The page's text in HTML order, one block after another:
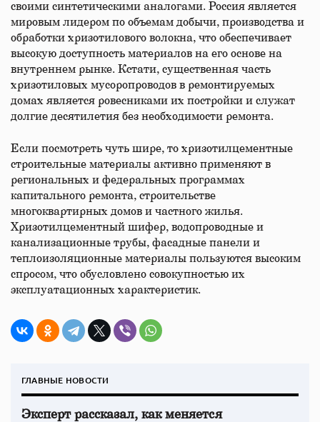
своими синтетическими аналогами. Россия является
мировым лидером по объемам добычи, производства и
обработки хризотилового волокна, что обеспечивает
высокую доступность материалов на его основе на
внутреннем рынке. Кстати, существенная часть
хризотиловых мусоропроводов в ремонтируемых
домах является ровесниками их постройки и служат
долгие десятилетия без необходимости ремонта.
Если посмотреть чуть шире, то хризотилцементные
строительные материалы активно применяют в
региональных и федеральных программах
капитального ремонта, строительстве
многоквартирных домов и частного жилья.
Хризотилцементный шифер, водопроводные и
канализационные трубы, фасадные панели и
теплоизоляционные материалы пользуются высоким
спросом, что обусловлено совокупностью их
эксплуатационных характеристик.
ГЛАВНЫЕ НОВОСТИ
Эксперт рассказал, как меняется